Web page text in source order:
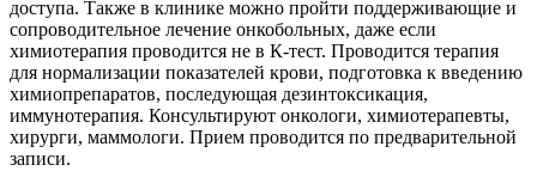
доступа. Также в клинике можно пройти поддерживающие и
сопроводительное лечение онкобольных, даже если
химиотерапия проводится не в К-тест. Проводится терапия
для нормализации показателей крови, подготовка к введению
химиопрепаратов, последующая дезинтоксикация,
иммунотерапия. Консультируют онкологи, химиотерапевты,
хирурги, маммологи. Прием проводится по предварительной
записи.